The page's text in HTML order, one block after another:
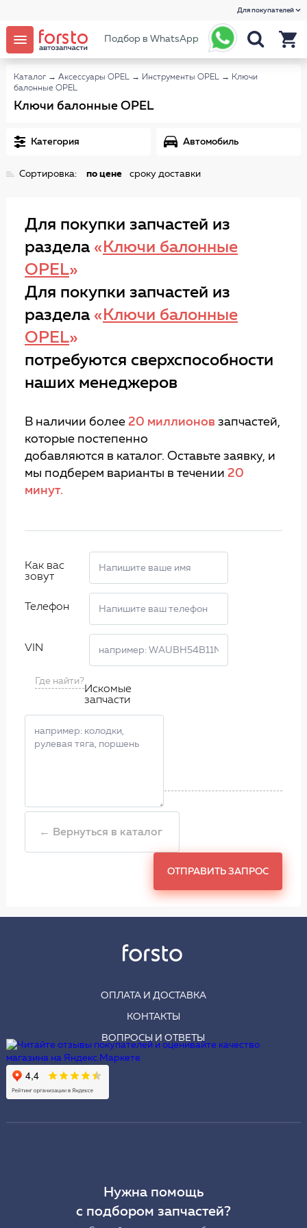
Для покупателей
Подбор в WhatsApp
Каталог → Аксессуары OPEL → Инструменты OPEL → Ключи
балонные OPEL
Ключи балонные OPEL
Категория Автомобиль
Сортировка: по цене сроку доставки
Для покупки запчастей из
раздела « Ключи балонные
OPEL»
Для покупки запчастей из
раздела « Ключи балонные
OPEL»
потребуются сверхспособности
наших менеджеров
В наличии более 20 миллионов запчастей,
которые постепенно
добавляются в каталог. Оставьте заявку, и
мы подберем варианты в течении 20
минут.
Как вас
зовут
Телефон
VIN
Где найти?
Искомые
запчасти
← Вернуться в каталог
ОТПРАВИТЬ ЗАПРОС
ОПЛАТА И ДОСТАВКА
КОНТАКТЫ
ВОПРОСЫ И ОТВЕТЫ
Нужна помощь
с подбором запчастей?